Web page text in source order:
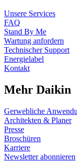
Unsere Services
FAQ
Stand By Me
Wartung anfordern
Technischer Support
Energielabel
Kontakt
Mehr Daikin
Gerwebliche
Architekten & Planer
Presse
Broschüren
Karriere
Newsletter abonnieren